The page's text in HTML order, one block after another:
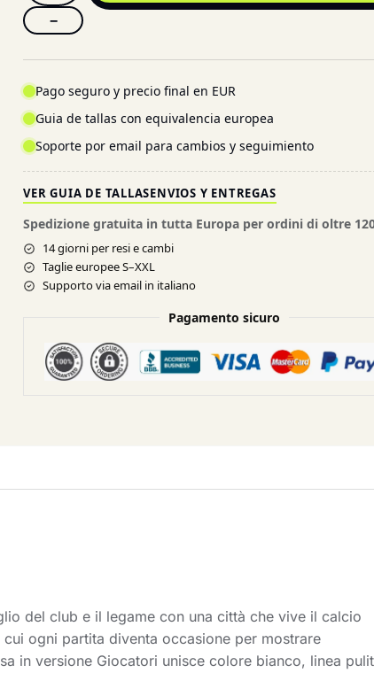
−
Pago seguro y precio final en EUR
Guia de tallas con equivalencia europea
Soporte por email para cambios y seguimiento
VER GUIA DE TALLASENVIOS Y ENTREGAS
Spedizione gratuita in tutta Europa per ordini di oltre
14 giorni per resi e cambi
Taglie europee S–XXL
Supporto via email in italiano
Pagamento sicuro
del club e il legame con una città che vive il calcio
ogni partita diventa occasione per mostrare
in versione Giocatori unisce colore bianco, linea